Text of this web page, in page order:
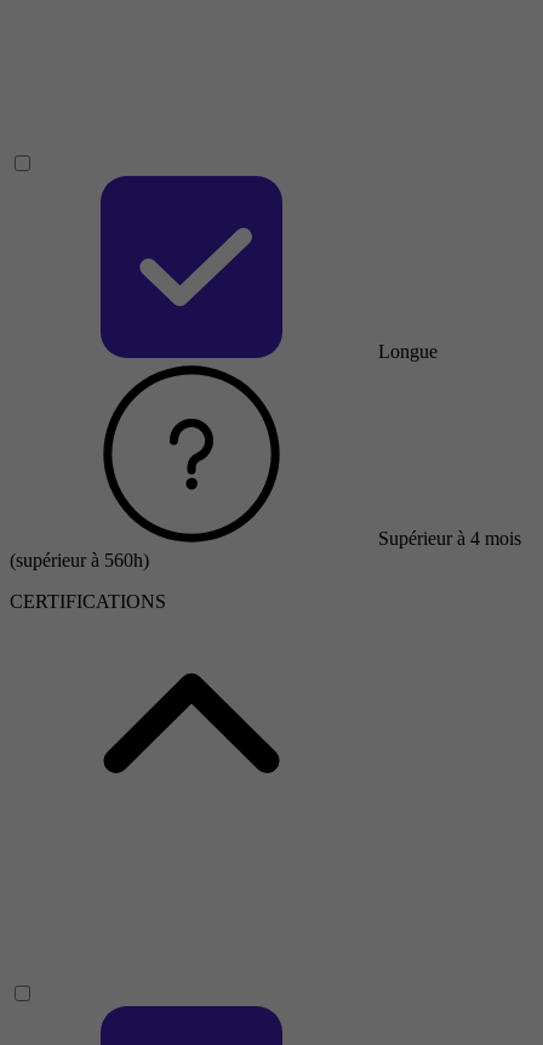
Longue
Supérieur à 4 mois
(supérieur à 560h)
CERTIFICATIONS